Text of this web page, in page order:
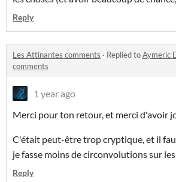
Reply
Les Attinantes comments · Replied toAymeric
comments
1 year ago
Merci pour ton retour, et merci d'avoir
C'était peut-être trop cryptique, et il
je fasse moins de circonvolutions sur
Reply